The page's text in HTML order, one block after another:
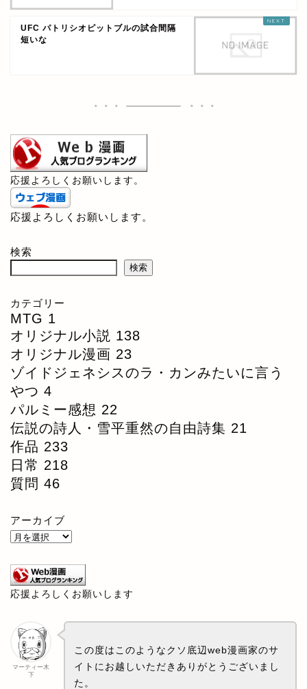
UFC パトリシオピットブルの試合間隔
短いな
応援よろしくお願いします。
応援よろしくお願いします。
検索
検索
カテゴリー
MTG 1
オリジナル小説 138
オリジナル漫画 23
ゾイドジェネシスのラ・カンみたいに言う
やつ 4
パルミー感想 22
伝説の詩人・雪平重然の自由詩集 21
作品 233
日常 218
質問 46
アーカイブ
応援よろしくお願いします
マーティー木
下
この度はこのようなクソ底辺web漫画家のサ
イトにお越しいただきありがとうございまし
た。